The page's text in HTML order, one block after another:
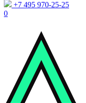
+7 495 970-25-25
0